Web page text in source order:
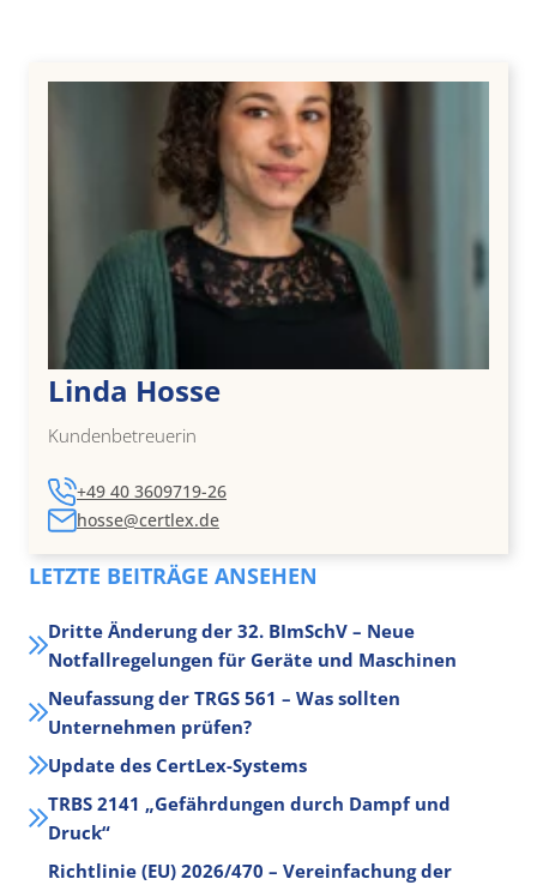
Linda Hosse
Kundenbetreuerin
+49 40 3609719-26
hosse@certlex.de
LETZTE BEITRÄGE ANSEHEN
Dritte Änderung der 32. BImSchV – Neue
Notfallregelungen für Geräte und Maschinen
Neufassung der TRGS 561 – Was sollten
Unternehmen prüfen?
Update des CertLex-Systems
TRBS 2141 „Gefährdungen durch Dampf und
Druck“
Richtlinie (EU) 2026/470 – Vereinfachung der